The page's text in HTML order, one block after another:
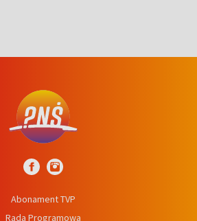
Abonament TVP
Rada Programowa